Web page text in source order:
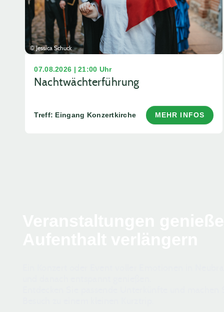
© Jessica Schuck
07.08.2026 | 21:00 Uhr
Nachtwächterführung
Treff: Eingang Konzertkirche MEHR INFOS